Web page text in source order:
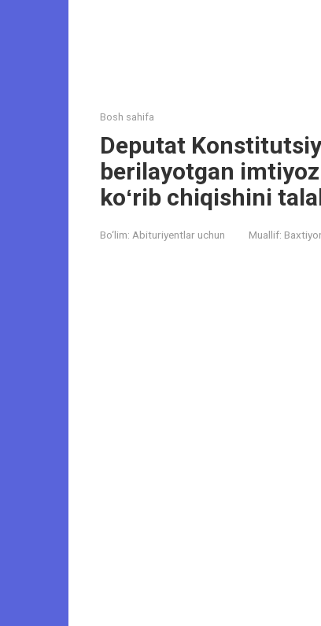
Bosh sahifa
Deputat
berilayotgan
koʻrib chiqishini
Bo‘lim: Abituriyentlar uchun Muallif: